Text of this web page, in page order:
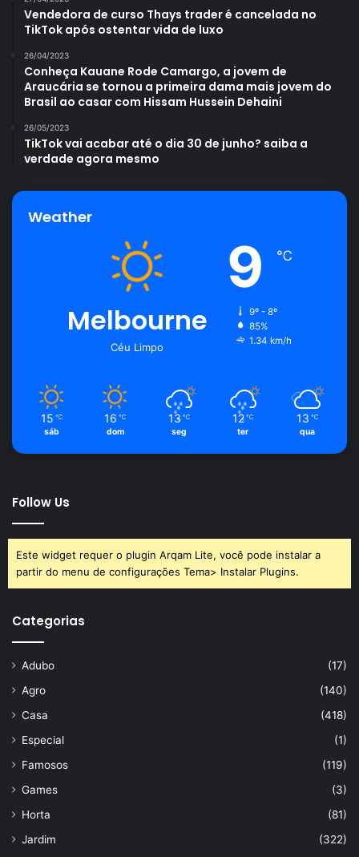
Vendedora de curso Thays trader é cancelada no
TikTok após ostentar vida de luxo
26/04/2023
Conheça Kauane Rode Camargo, a jovem de
Araucária se tornou a primeira dama mais jovem do
Brasil ao casar com Hissam Hussein Dehaini
26/05/2023
TikTok vai acabar até o dia 30 de junho? saiba a
verdade agora mesmo
Weather
Melbourne
Céu Limpo
9 ℃
9º - 8º
85%
1.34 km/h
15 ℃
sáb
16 ℃
dom
13 ℃
seg
12 ℃
ter
13 ℃
qua
Follow Us
Este widget requer o plugin Arqam Lite, você pode instalar a
partir do menu de configurações Tema> Instalar Plugins.
Categorias
Adubo
(17)
Agro
(140)
Casa
(418)
Especial
(1)
Famosos
(119)
Games
(3)
Horta
(81)
Jardim
(322)